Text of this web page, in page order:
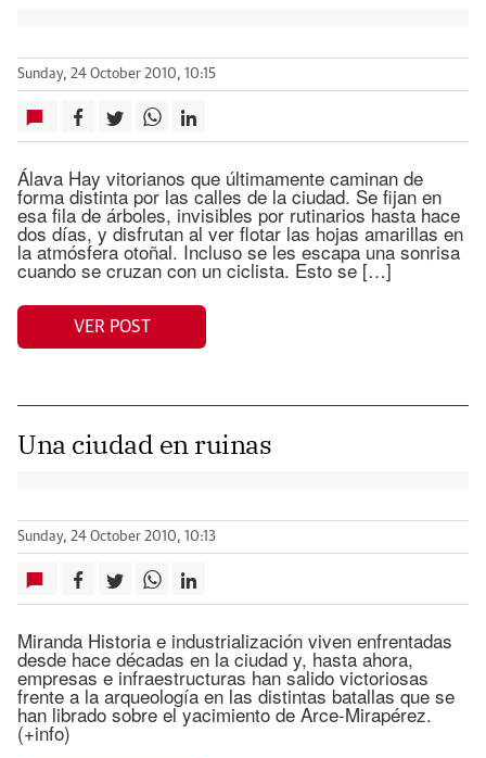
Sunday, 24 October 2010, 10:15
Álava Hay vitorianos que últimamente caminan de
forma distinta por las calles de la ciudad. Se fijan en
esa fila de árboles, invisibles por rutinarios hasta hace
dos días, y disfrutan al ver flotar las hojas amarillas en
la atmósfera otoñal. Incluso se les escapa una sonrisa
cuando se cruzan con un ciclista. Esto se […]
VER POST
Una ciudad en ruinas
Sunday, 24 October 2010, 10:13
Miranda Historia e industrialización viven enfrentadas
desde hace décadas en la ciudad y, hasta ahora,
empresas e infraestructuras han salido victoriosas
frente a la arqueología en las distintas batallas que se
han librado sobre el yacimiento de Arce-Mirapérez.
(+info)